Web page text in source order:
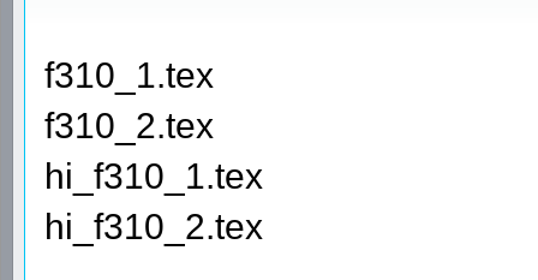
f310_1.tex
f310_2.tex
hi_f310_1.tex
hi_f310_2.tex